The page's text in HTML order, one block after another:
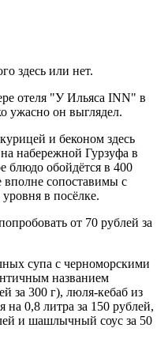
здесь или нет.
отеля "У Ильяса INN" в
ужасно он выглядел.
и беконом здесь
набережной Гурзуфа в
блюдо обойдётся в 400
вполне сопоставимы с
в посёлке.
от 70 рублей за
супа с черноморскими
названием
за 300 г), люля-кебаб из
на 0,8 литра за 150 рублей,
и шашлычный соус за 50